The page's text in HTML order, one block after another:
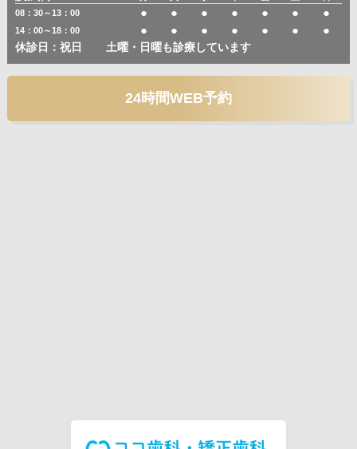
08：30～13：00
● ● ● ● ● ● ●
14：00～18：00 ● ● ● ● ● ● ●
休診日：祝日 土曜・日曜も診療しています
24時間WEB予約